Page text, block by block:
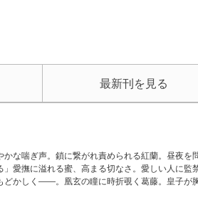
最新刊を見る
な喘ぎ声。鎖に繋がれ責められる紅蘭。昼夜
愛撫に溢れる蜜、高まる切なさ。愛しい人に
どかしく――。凰玄の瞳に時折覗く葛藤。皇子が
紙書籍に収録されている口絵・イラストが収録さ